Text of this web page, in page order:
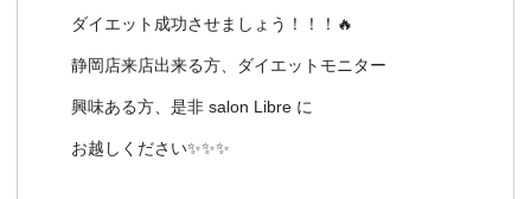
ダイエット成功させましょう！！！🔥
静岡店来店出来る方、ダイエットモニター
興味ある方、是非 salon Libre に
お越しください✨✨✨